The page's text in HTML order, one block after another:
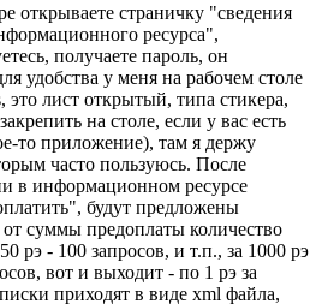
открываете страничку "сведения
ресурса",
получаете пароль, он
удобства у меня на рабочем столе
это лист открытый, типа стикера,
на столе, если у вас есть
то приложение), там я держу
часто пользуюсь. После
в информационном ресурсе
будут предложены
суммы предоплаты количество
рэ - 100 запросов, и т.п., за 1000 рэ
вот и выходит - по 1 рэ за
приходят в виде xml файла,